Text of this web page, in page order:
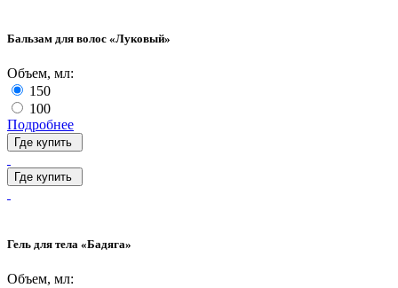
Бальзам для волос «Луковый»
Объем, мл:
150
100
Подробнее
Где купить
Где купить
Гель для тела «Бадяга»
Объем, мл: